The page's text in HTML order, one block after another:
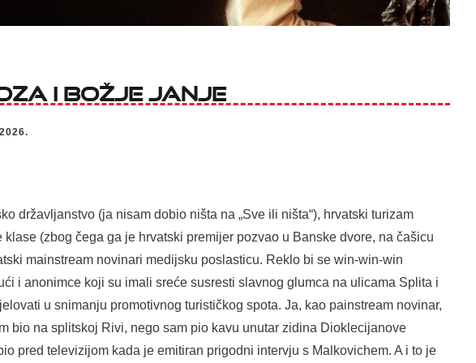
I BOŽJE JANJE
državljanstvo (ja nisam dobio ništa na „Sve ili ništa“), hrvatski turizam
(zbog čega ga je hrvatski premijer pozvao u Banske dvore, na čašicu
mainstream novinari medijsku poslasticu. Reklo bi se win-win-win
i anonimce koji su imali sreće susresti slavnog glumca na ulicama Splita i
u snimanju promotivnog turističkog spota. Ja, kao painstream novinar,
bio na splitskoj Rivi, nego sam pio kavu unutar zidina Dioklecijanove
pred televizijom kada je emitiran prigodni intervju s Malkovichem. A i to je